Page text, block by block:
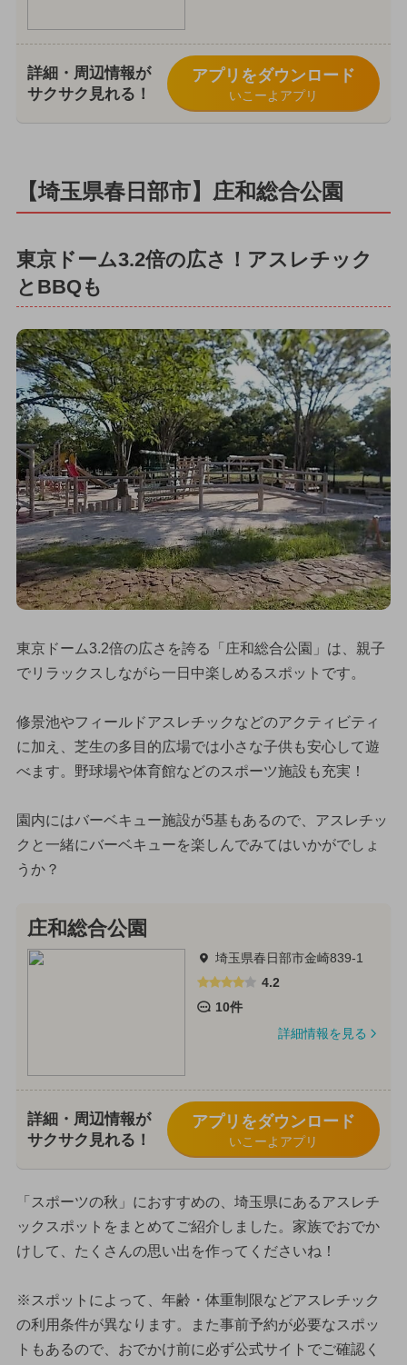
詳細・周辺情報が
サクサク見れる！
アプリをダウンロード
いこーよアプリ
【埼玉県春日部市】庄和総合公園
東京ドーム3.2倍の広さ！アスレチック
とBBQも
東京ドーム3.2倍の広さを誇る「庄和総合公園」は、親子
でリラックスしながら一日中楽しめるスポットです。
修景池やフィールドアスレチックなどのアクティビティ
に加え、芝生の多目的広場では小さな子供も安心して遊
べます。野球場や体育館などのスポーツ施設も充実！
園内にはバーベキュー施設が5基もあるので、アスレチッ
クと一緒にバーベキューを楽しんでみてはいかがでしょ
うか？
庄和総合公園
埼玉県春日部市金崎839-1
4.2
10件
詳細情報を見る
詳細・周辺情報が
サクサク見れる！
アプリをダウンロード
いこーよアプリ
「スポーツの秋」におすすめの、埼玉県にあるアスレチ
ックスポットをまとめてご紹介しました。家族でおでか
けして、たくさんの思い出を作ってくださいね！
※スポットによって、年齢・体重制限などアスレチック
の利用条件が異なります。また事前予約が必要なスポッ
トもあるので、おでかけ前に必ず公式サイトでご確認く